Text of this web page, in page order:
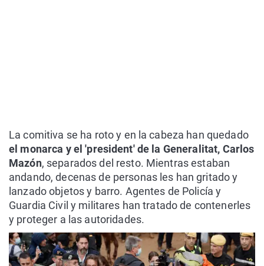
La comitiva se ha roto y en la cabeza han quedado
el monarca y el 'president' de la Generalitat, Carlos
Mazón, separados del resto. Mientras estaban
andando, decenas de personas les han gritado y
lanzado objetos y barro. Agentes de Policía y
Guardia Civil y militares han tratado de contenerles
y proteger a las autoridades.